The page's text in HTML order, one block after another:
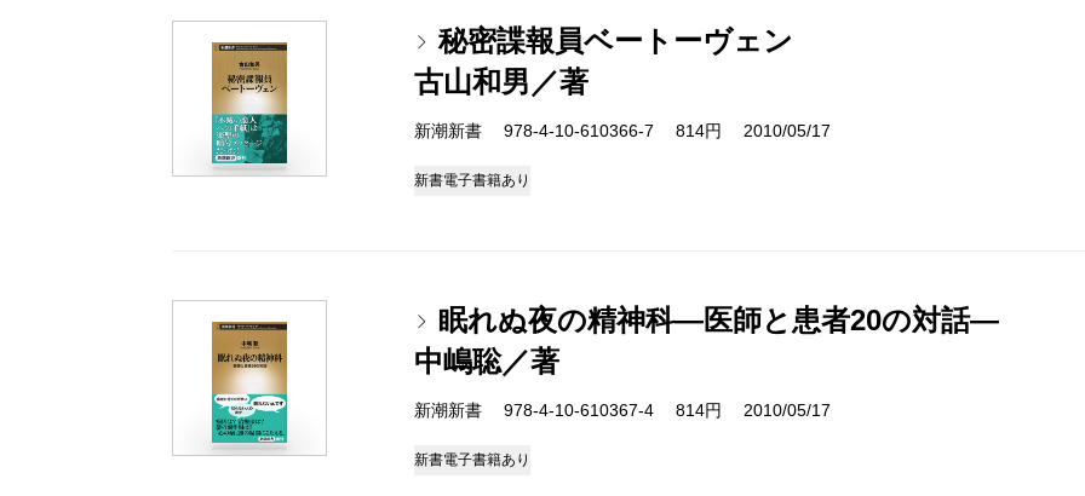
秘密諜報員ベートーヴェン
古山和男／著
新潮新書 978-4-10-610366-7 814円 2010/05/17
新書電子書籍あり
眠れぬ夜の精神科―医師と患者20の対話―
中嶋聡／著
新潮新書 978-4-10-610367-4 814円 2010/05/17
新書電子書籍あり